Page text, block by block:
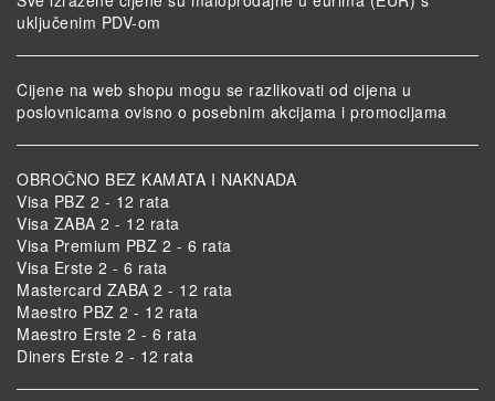
uključenim PDV-om
Cijene na web shopu mogu se razlikovati od cijena u
poslovnicama ovisno o posebnim akcijama i promocijama
OBROČNO BEZ KAMATA I NAKNADA
Visa PBZ 2 - 12 rata
Visa ZABA 2 - 12 rata
Visa Premium PBZ 2 - 6 rata
Visa Erste 2 - 6 rata
Mastercard ZABA 2 - 12 rata
Maestro PBZ 2 - 12 rata
Maestro Erste 2 - 6 rata
Diners Erste 2 - 12 rata